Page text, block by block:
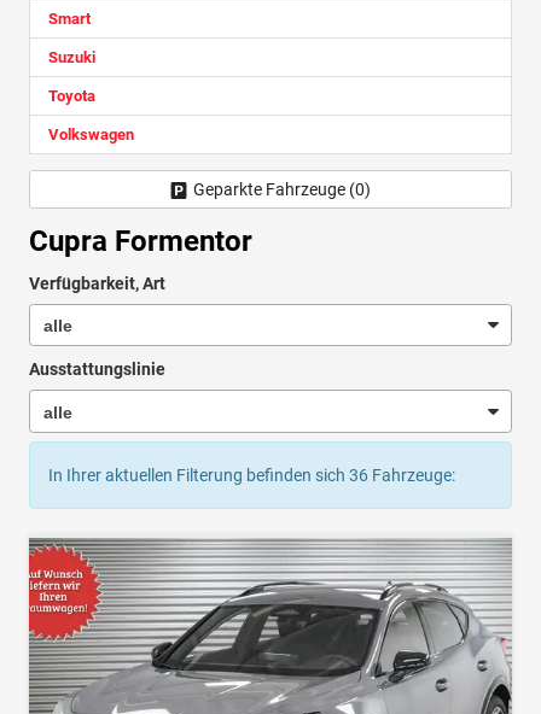
Cupra Formentor
Verfügbarkeit, Art
Ausstattungslinie
In Ihrer aktuellen Filterung befinden sich 36 Fahrzeuge:
Smart
Suzuki
Toyota
Volkswagen
Geparkte Fahrzeuge (0)